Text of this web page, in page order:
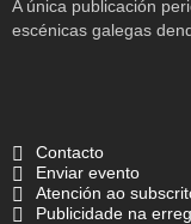
A única publicación
escénicas galegas
Contacto
Enviar evento
Atención ao
Publicidade na